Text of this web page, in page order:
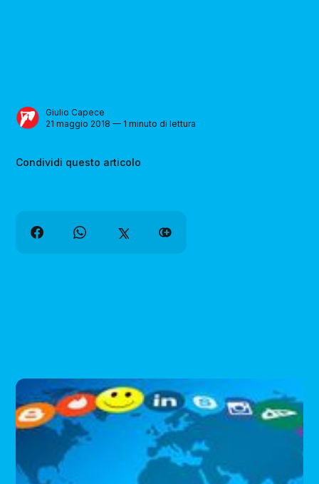
Giulio Capece
21 maggio 2018 — 1 minuto di lettura
Condividi questo articolo